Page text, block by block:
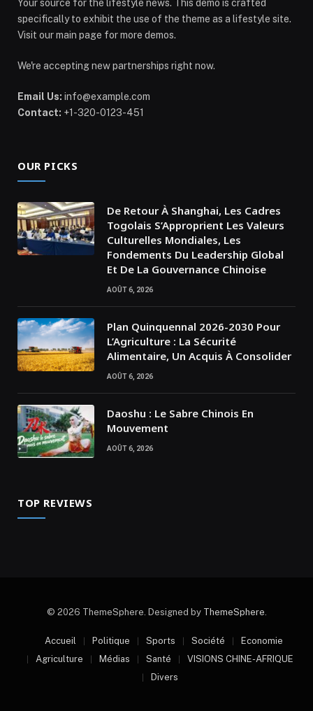
Your source for the lifestyle news. This demo is crafted
specifically to exhibit the use of the theme as a lifestyle site.
Visit our main page for more demos.
We're accepting new partnerships right now.
Email Us: info@example.com
Contact: +1-320-0123-451
OUR PICKS
De Retour À Shanghai, Les Cadres
Togolais S’Approprient Les Valeurs
Culturelles Mondiales, Les
Fondements Du Leadership Global
Et De La Gouvernance Chinoise
AOÛT 6, 2026
Plan Quinquennal 2026-2030 Pour
L’Agriculture : La Sécurité
Alimentaire, Un Acquis À Consolider
AOÛT 6, 2026
Daoshu : Le Sabre Chinois En
Mouvement
AOÛT 6, 2026
TOP REVIEWS
© 2026 ThemeSphere. Designed by ThemeSphere.
Accueil Politique Sports Société
Economie
Agriculture
Médias Santé
VISIONS CHINE-AFRIQUE
Divers